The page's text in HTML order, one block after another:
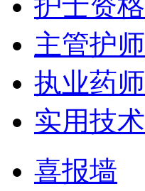
主管护师
执业药师
实用技术
喜报墙